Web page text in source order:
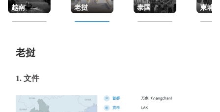
越南 老挝 泰国 柬埔寨
老挝
1. 文件